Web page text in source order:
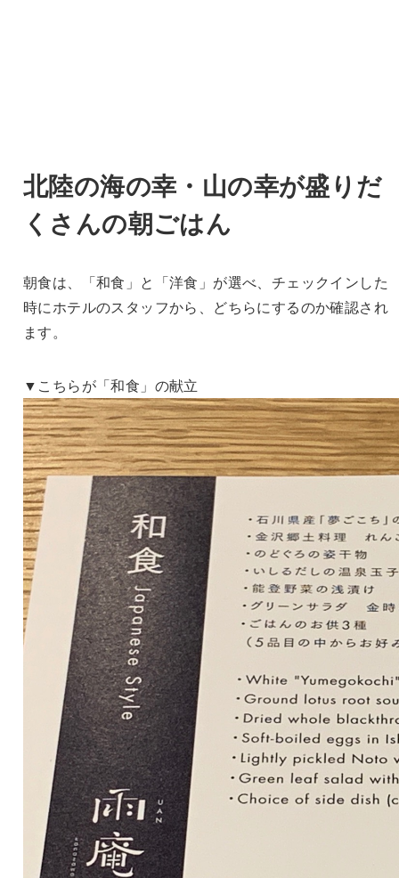
北陸の海の幸・山の幸が盛りだ
くさんの朝ごはん
朝食は、「和食」と「洋食」が選べ、チェックインした
時にホテルのスタッフから、どちらにするのか確認され
ます。
▼こちらが「和食」の献立